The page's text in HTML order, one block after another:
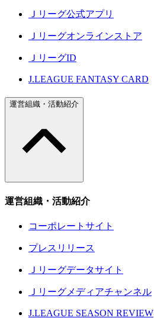
Ｊリーグ公式アプリ
Ｊリーグオンラインストア
ＪリーグID
J.LEAGUE FANTASY CARD
運営組織・活動紹介
運営組織・活動紹介
コーポレートサイト
プレスリリース
Ｊリーグデータサイト
Ｊリーグメディアチャンネル
J.LEAGUE SEASON REVIEW